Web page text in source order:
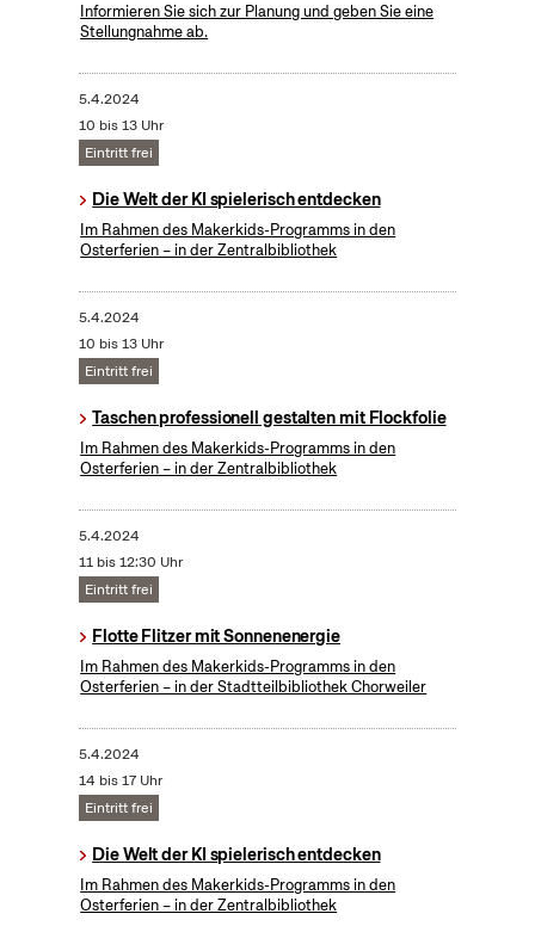
Informieren Sie sich zur Planung und geben Sie eine
Stellungnahme ab.
5.4.2024
10 bis 13 Uhr
Eintritt frei
Die Welt der KI spielerisch entdecken
Im Rahmen des Makerkids-Programms in den
Osterferien – in der Zentralbibliothek
5.4.2024
10 bis 13 Uhr
Eintritt frei
Taschen professionell gestalten mit Flockfolie
Im Rahmen des Makerkids-Programms in den
Osterferien – in der Zentralbibliothek
5.4.2024
11 bis 12:30 Uhr
Eintritt frei
Flotte Flitzer mit Sonnenenergie
Im Rahmen des Makerkids-Programms in den
Osterferien – in der Stadtteilbibliothek Chorweiler
5.4.2024
14 bis 17 Uhr
Eintritt frei
Die Welt der KI spielerisch entdecken
Im Rahmen des Makerkids-Programms in den
Osterferien – in der Zentralbibliothek